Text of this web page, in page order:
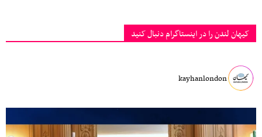
کیهان لندن را در اینستاگرام دنبال کنید
kayhanlondon